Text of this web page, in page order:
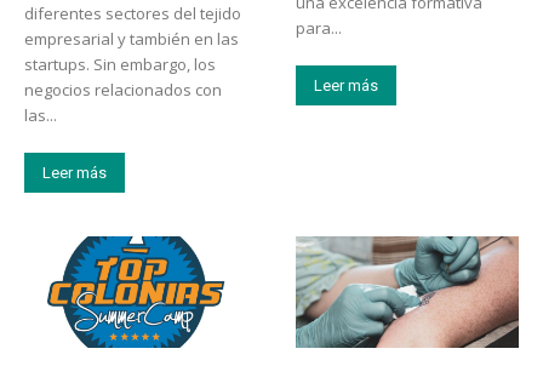
diferentes sectores del tejido
empresarial y también en las
startups. Sin embargo, los
negocios relacionados con
las...
Leer más
para...
Leer más